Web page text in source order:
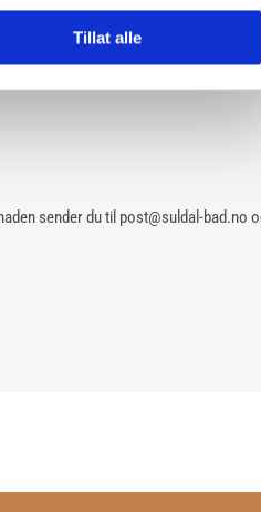
Tillat alle
sender du til post@suldal-bad.no